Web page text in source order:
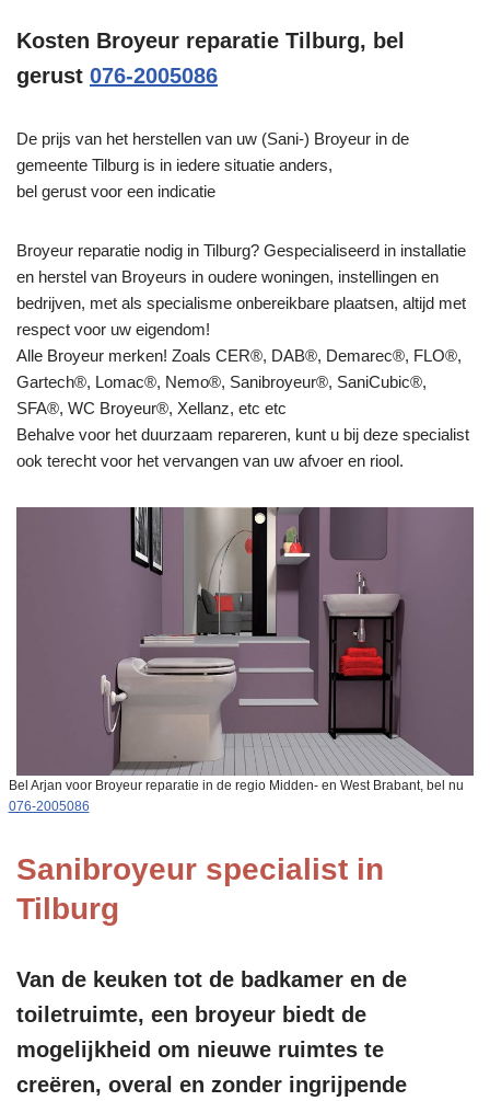
Kosten Broyeur reparatie Tilburg, bel
gerust 076-2005086
De prijs van het herstellen van uw (Sani-) Broyeur in de
gemeente Tilburg is in iedere situatie anders,
bel gerust voor een indicatie
Broyeur reparatie nodig in Tilburg? Gespecialiseerd in installatie
en herstel van Broyeurs in oudere woningen, instellingen en
bedrijven, met als specialisme onbereikbare plaatsen, altijd met
respect voor uw eigendom!
Alle Broyeur merken! Zoals CER®, DAB®, Demarec®, FLO®,
Gartech®, Lomac®, Nemo®, Sanibroyeur®, SaniCubic®,
SFA®, WC Broyeur®, Xellanz, etc etc
Behalve voor het duurzaam repareren, kunt u bij deze specialist
ook terecht voor het vervangen van uw afvoer en riool.
Bel Arjan voor Broyeur reparatie in de regio Midden- en West Brabant, bel nu
076-2005086
Sanibroyeur specialist in
Tilburg
Van de keuken tot de badkamer en de
toiletruimte, een broyeur biedt de
mogelijkheid om nieuwe ruimtes te
creëren, overal en zonder ingrijpende